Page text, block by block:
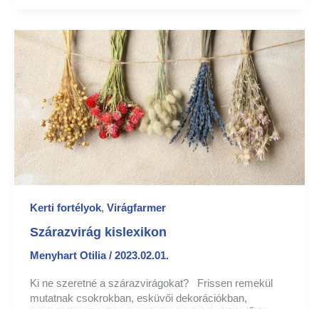
Kerti fortélyok, Virágfarmer
Szárazvirág kislexikon
Menyhart Otilia/ 2023.02.01.
Ki ne szeretné a szárazvirágokat? Frissen remekül
mutatnak csokrokban, esküvői dekorációkban,